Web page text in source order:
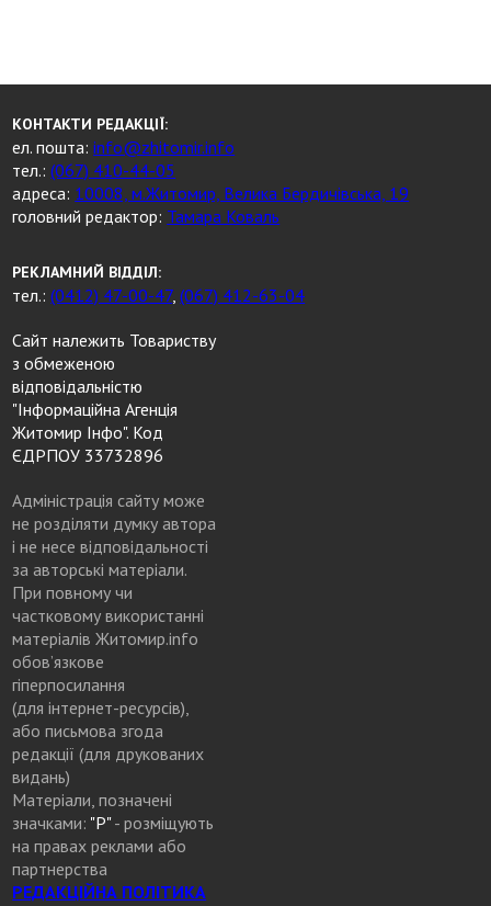
КОНТАКТИ РЕДАКЦІЇ:
ел. пошта:info@zhitomir.info
тел.:(067) 410-44-05
адреса: 10008, м.Житомир, Велика Бердичівська, 19
головний редактор: Тамара Коваль
РЕКЛАМНИЙ ВІДДІЛ:
тел.:(0412) 47-00-47,(067) 412-63-04
Сайт належить Товариству
з обмеженою
відповідальністю
"Інформаційна Агенція
Житомир Інфо". Код
ЄДРПОУ 33732896
Адміністрація сайту може
не розділяти думку автора
і не несе відповідальності
за авторські матеріали.
При повному чи
частковому використанні
матеріалів Житомир.info
обов’язкове
гіперпосилання
(для інтернет-ресурсів),
або письмова згода
редакції (для друкованих
видань)
Матеріали, позначені
значками: "Р"- розміщують
на правах реклами або
партнерства
РЕДАКЦІЙНА ПОЛІТИКА